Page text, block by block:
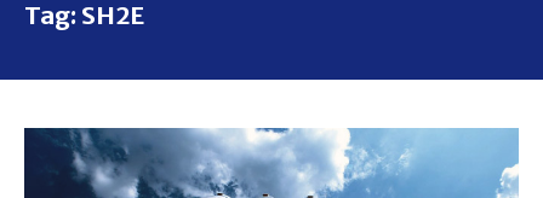
Tag: SH2E